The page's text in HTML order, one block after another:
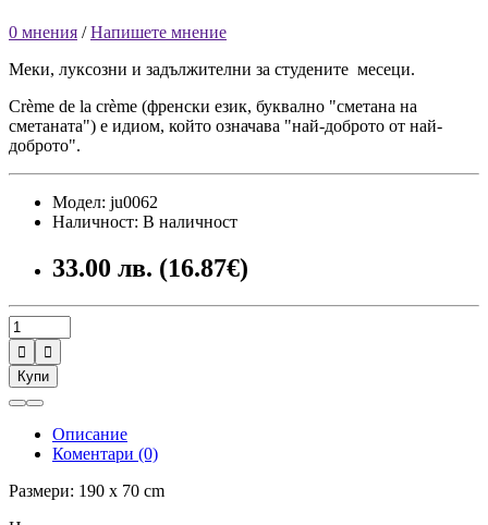
0 мнения /Напишете мнение
Меки, луксозни и задължителни за студените месеци.
Crème de la crème (френски език, буквално "сметана на
сметаната") е идиом, който означава "най-доброто от най-
доброто".
Модел: ju0062
Наличност: В наличност
33.00 лв. (16.87€)


Купи
Описание
Коментари (0)
Размери: 190 x 70 cm